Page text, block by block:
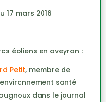
17 mars 2016
éoliens en aveyron :
Petit, membre de
santé
dans le journal